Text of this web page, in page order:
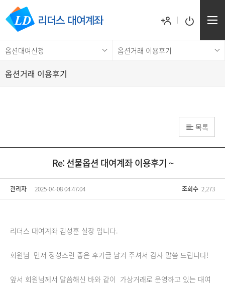
옵션대여신청 옵션거래 이용후기
옵션거래 이용후기
목록
Re: 선물옵션 대여계좌 이용후기 ~
관리자 2025-04-08 04:47:04 조회수 2,273
리더스 대여계좌 김성훈 실장 입니다.
회원님 먼저 정성스런 좋은 후기글 남겨 주셔서 감사 말씀 드립니다!
앞서 회원님께서 말씀해신 바와 같이 가상거래로 운영하고 있는 대여